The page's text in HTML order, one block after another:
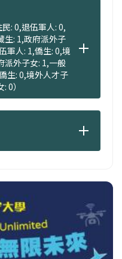
: 0,退伍軍人: 0,
生: 1,政府派外子
軍人: 1,僑生: 0,境
派外子女: 1,一般
生: 0,境外人才子
0）